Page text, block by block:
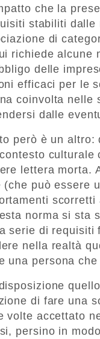
che la
stabiliti dalle
di
richiede alcune
delle
efficaci per le
coinvolta nelle
dalle
però è un altro:
culturale
lettera morta.
(che può essere
scorretti
norma si sta
serie di requisiti
nella realtà
una persona
di fare una
volte accettato
persino in